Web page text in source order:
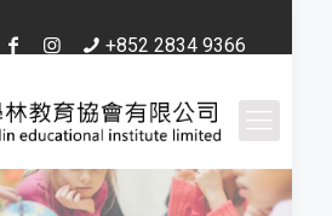
+852 2834 9366